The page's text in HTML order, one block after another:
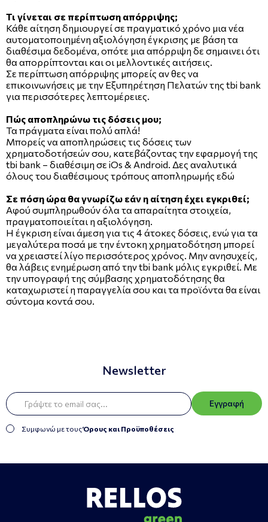
Τι γίνεται σε περίπτωση απόρριψης;
Κάθε αίτηση δημιουργεί σε πραγματικό χρόνο μια νέα
αυτοματοποιημένη αξιολόγηση έγκρισης με βάση τα
διαθέσιμα δεδομένα, οπότε μια απόρριψη δε σημαινει ότι
θα απορρίπτονται και οι μελλοντικές αιτήσεις.
Σε περίπτωση απόρριψης μπορείς αν θες να
επικοινωνήσεις με την Εξυπηρέτηση Πελατών της tbi bank
για περισσότερες λεπτομέρειες.
Πώς αποπληρώνω τις δόσεις μου;
Τα πράγματα είναι πολύ απλά!
Μπορείς να αποπληρώσεις τις δόσεις των
χρηματοδοτήσεών σου, κατεβάζοντας την εφαρμογή της
tbi bank – διαθέσιμη σε iOs & Android. Δες αναλυτικά
όλους του διαθέσιμους τρόπους αποπληρωμής εδώ
Σε πόση ώρα θα γνωρίζω εάν η αίτηση έχει εγκριθεί;
Αφού συμπληρωθούν όλα τα απαραίτητα στοιχεία,
πραγματοποιείται η αξιολόγηση.
Η έγκριση είναι άμεση για τις 4 άτοκες δόσεις, ενώ για τα
μεγαλύτερα ποσά με την έντοκη χρηματοδότηση μπορεί
να χρειαστεί λίγο περισσότερος χρόνος. Μην ανησυχείς,
θα λάβεις ενημέρωση από την tbi bank μόλις εγκριθεί. Με
την υπογραφή της σύμβασης χρηματοδότησης θα
καταχωριστεί η παραγγελία σου και τα προϊόντα θα είναι
σύντομα κοντά σου.
Newsletter
Εγγραφή
Συμφωνώ με τουςΌρους και Προϋποθέσεις